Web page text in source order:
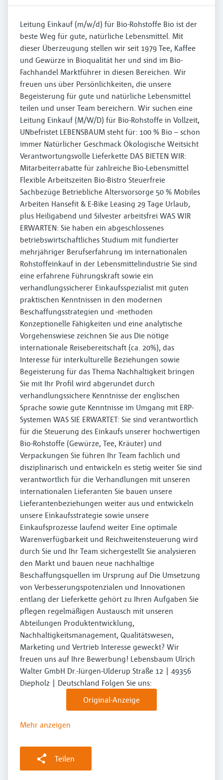
Leitung Einkauf (m/w/d) für Bio-Rohstoffe Bio ist der
beste Weg für gute, natürliche Lebensmittel. Mit
dieser Überzeugung stellen wir seit 1979 Tee, Kaffee
und Gewürze in Bioqualität her und sind im Bio-
Fachhandel Marktführer in diesen Bereichen. Wir
freuen uns über Persönlichkeiten, die unsere
Begeisterung für gute und natürliche Lebensmittel
teilen und unser Team bereichern. Wir suchen eine
Leitung Einkauf (M/W/D) für Bio-Rohstoffe in Vollzeit,
UNbefristet LEBENSBAUM steht für: 100 % Bio – schon
immer Natürlicher Geschmack Ökologische Weitsicht
Verantwortungsvolle Lieferkette DAS BIETEN WIR:
Mitarbeiterrabatte für zahlreiche Bio-Lebensmittel
Flexible Arbeitszeiten Bio-Bistro Steuerfreie
Sachbezüge Betriebliche Altersvorsorge 50 % Mobiles
Arbeiten Hansefit & E-Bike Leasing 29 Tage Urlaub,
plus Heiligabend und Silvester arbeitsfrei WAS WIR
ERWARTEN: Sie haben ein abgeschlossenes
betriebswirtschaftliches Studium mit fundierter
mehrjähriger Berufserfahrung im internationalen
Rohstoffeinkauf in der Lebensmittelindustrie Sie sind
eine erfahrene Führungskraft sowie ein
verhandlungssicherer Einkaufsspezialist mit guten
praktischen Kenntnissen in den modernen
Beschaffungsstrategien und -methoden
Konzeptionelle Fähigkeiten und eine analytische
Vorgehenswiese zeichnen Sie aus Die nötige
internationale Reisebereitschaft (ca. 20%), das
Interesse für interkulturelle Beziehungen sowie
Begeisterung für das Thema Nachhaltigkeit bringen
Sie mit Ihr Profil wird abgerundet durch
verhandlungssichere Kenntnisse der englischen
Sprache sowie gute Kenntnisse im Umgang mit ERP-
Systemen WAS SIE ERWARTET: Sie sind verantwortlich
für die Steuerung des Einkaufs unserer hochwertigen
Bio-Rohstoffe (Gewürze, Tee, Kräuter) und
Verpackungen Sie führen Ihr Team fachlich und
disziplinarisch und entwickeln es stetig weiter Sie sind
verantwortlich für die Verhandlungen mit unseren
internationalen Lieferanten Sie bauen unsere
Lieferantenbeziehungen weiter aus und entwickeln
unsere Einkaufsstrategie sowie unsere
Einkaufsprozesse laufend weiter Eine optimale
Warenverfügbarkeit und Reichweitensteuerung wird
durch Sie und Ihr Team sichergestellt Sie analysieren
den Markt und bauen neue nachhaltige
Beschaffungsquellen im Ursprung auf Die Umsetzung
von Verbesserungspotenzialen und Innovationen
entlang der Lieferkette gehört zu Ihren Aufgaben Sie
pflegen regelmäßigen Austausch mit unseren
Abteilungen Produktentwicklung,
Nachhaltigkeitsmanagement, Qualitätswesen,
Marketing und Vertrieb Interesse geweckt? Wir
freuen uns auf Ihre Bewerbung! Lebensbaum Ulrich
Walter GmbH Dr.-Jürgen-Ulderup Straße 12 | 49356
Diepholz | Deutschland Folgen Sie uns:
Original-Anzeige
Mehr anzeigen
Teilen